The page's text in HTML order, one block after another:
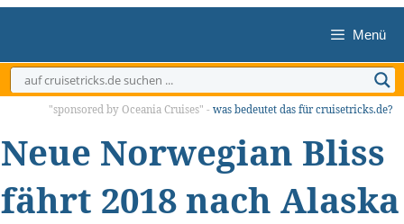
Menü
"sponsored by Oceania Cruises" - was bedeutet das für cruisetricks.de?
Neue Norwegian Bliss
fährt 2018 nach Alaska